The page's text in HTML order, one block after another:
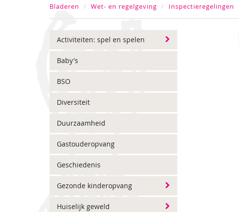
Bladeren Wet- en regelgeving Inspectieregelingen
Activiteiten: spel en spelen
Baby's
BSO
Diversiteit
Duurzaamheid
Gastouderopvang
Geschiedenis
Gezonde kinderopvang
Huiselijk geweld